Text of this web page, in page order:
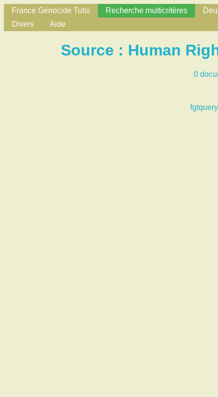
France Génocide Tutsi Recherche multicritères
Divers
Aide
Source : Human
0